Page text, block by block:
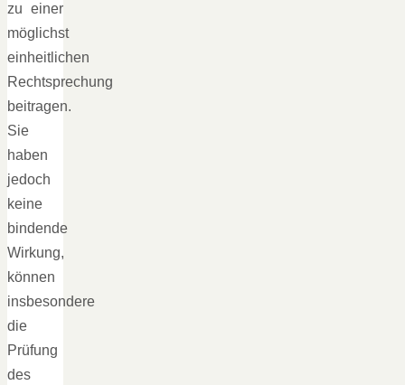
zu einer
möglichst
einheitlichen
Rechtsprechung
beitragen.
Sie
haben
jedoch
keine
bindende
Wirkung,
können
insbesondere
die
Prüfung
des